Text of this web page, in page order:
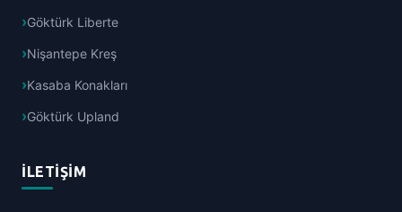
Göktürk Liberte
Nişantepe Kreş
Kasaba Konakları
Göktürk Upland
İLETIŞIM